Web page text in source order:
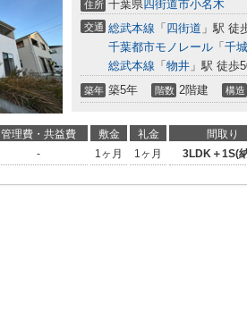
住所 千葉県四街道市小名木
交通 総武本線 「 四街道 」駅 徒
千葉都市モノレール 「 千
総武本線 「 物井 」駅 徒歩
築年 築5年 階数 2階建 構造
管理費・共益費 敷金 礼金 間取り
- 1ヶ月 1ヶ月 3LDK＋1S(